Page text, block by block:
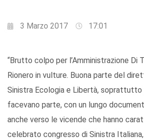
3 Marzo 2017 17:01
“Brutto colpo per l’Amministrazione Di
Rionero in vulture. Buona parte del
Sinistra Ecologia e Libertà, soprattutto
facevano parte, con un lungo
anche verso le vicende che hanno
celebrato congresso di Sinistra